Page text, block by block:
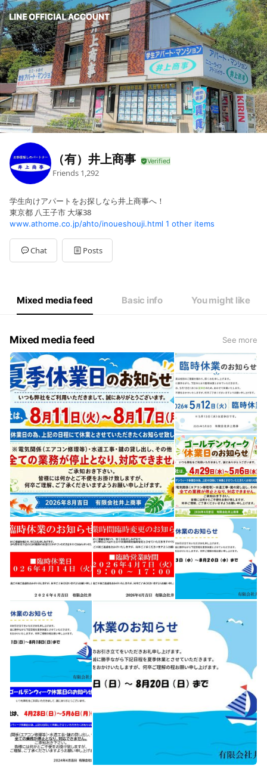
（有）井上商事
Friends 1,292
学生向けアパートをお探しなら井上商事へ！
東京都 八王子市 大塚38
www.athome.co.jp/ahto/inoueshouji.html 1 other items
Chat Posts
Mixed media feed Basic info You might like
Mixed media feed See more